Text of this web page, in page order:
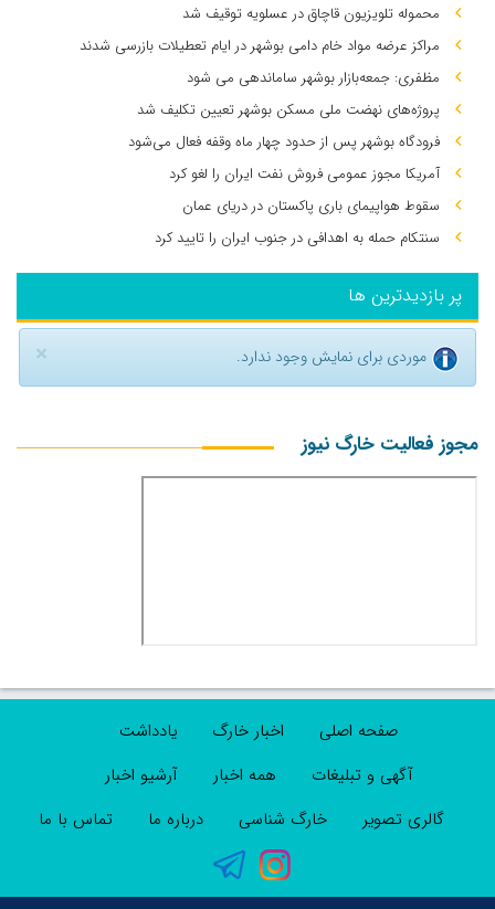
محموله تلویزیون قاچاق در عسلویه توقیف شد
مراکز عرضه مواد خام دامی بوشهر در ایام تعطیلات بازرسی شدند
مظفری: جمعه‌بازار بوشهر ساماندهی می‌ شود
پروژه‌های نهضت ملی مسکن بوشهر تعیین تکلیف شد
فرودگاه بوشهر پس از حدود چهار ماه وقفه فعال می‌شود
آمریکا مجوز عمومی فروش نفت ایران را لغو کرد
سقوط هواپیمای باری پاکستان در دریای عمان
سنتکام حمله به اهدافی در جنوب ایران را تایید کرد
پر بازدیدترین ها
× موردی برای نمایش وجود ندارد.
مجوز فعالیت خارگ نیوز
صفحه اصلی اخبار خارگ
یادداشت
آگهی و تبلیغات
همه اخبار
آرشیو اخبار
گالری تصویر
خارگ شناسی درباره ما تماس با ما